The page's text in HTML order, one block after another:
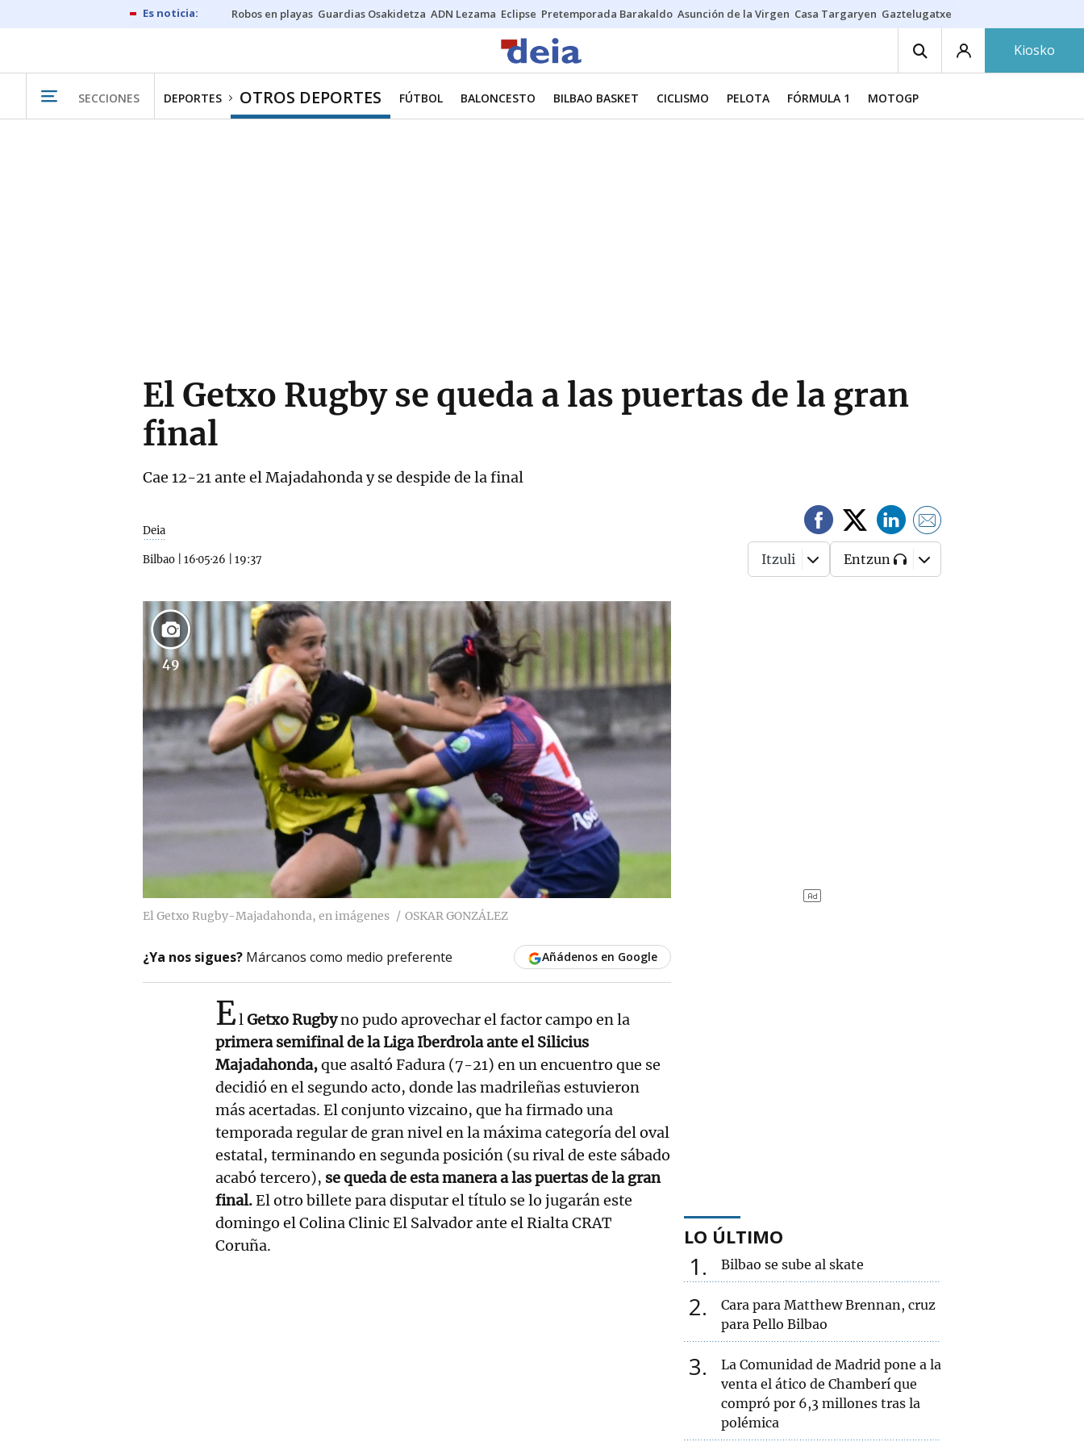
Robos en playas Guardias Osakidetza ADN Lezama Eclipse Pretemporada Barakaldo Asunción de la Virgen Casa Targaryen Gaztelugatxe
Kiosko
SECCIONES DEPORTES OTROS DEPORTES FÚTBOL BALONCESTO BILBAO BASKET CICLISMO PELOTA FÓRMULA 1 MOTOGP
El Getxo Rugby se queda a las puertas de la gran
final
Cae 12-21 ante el Majadahonda y se despide de la final
Deia
Bilbao 16·05·26 19:37 Itzuli Entzun
49
El Getxo Rugby-Majadahonda, en imágenes OSKAR GONZÁLEZ
¿Ya nos sigues? Márcanos como medio preferente Añádenos en Google
ElGetxo Rugbyno pudo aprovechar el factor campo en la
primera semifinal de la Liga Iberdrola ante el Silicius
Majadahonda,que asaltó Fadura (7-21) en un encuentro que se
decidió en el segundo acto, donde las madrileñas estuvieron
más acertadas. El conjunto vizcaino, que ha firmado una
temporada regular de gran nivel en la máxima categoría del oval
estatal, terminando en segunda posición (su rival de este sábado
acabó tercero), se queda de esta manera a las puertas de la gran
final.El otro billete para disputar el título se lo jugarán este
domingo el Colina Clinic El Salvador ante el Rialta CRAT
Coruña.
LO ÚLTIMO
1 Bilbao se sube al skate
2
Cara para Matthew Brennan, cruz
para Pello Bilbao
3
La Comunidad de Madrid pone a la
venta el ático de Chamberí que
compró por 6,3 millones tras la
polémica